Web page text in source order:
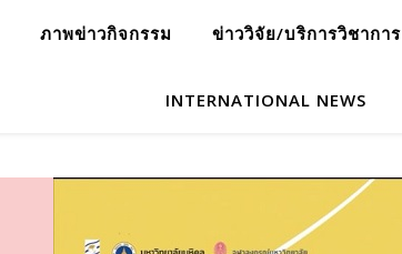
ภาพข่าวกิจกรรม ข่าววิจัย/บริการวิชาการ
INTERNATIONAL NEWS